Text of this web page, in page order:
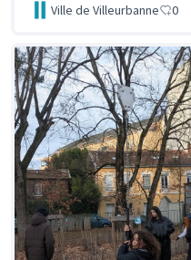
Ville de Villeurbanne 0